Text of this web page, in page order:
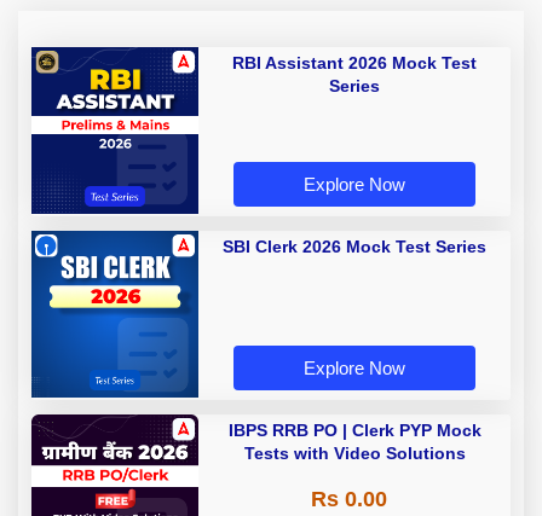
RBI Assistant 2026 Mock Test
Series
Explore Now
SBI Clerk 2026 Mock Test Series
Explore Now
IBPS RRB PO | Clerk PYP Mock
Tests with Video Solutions
Rs 0.00